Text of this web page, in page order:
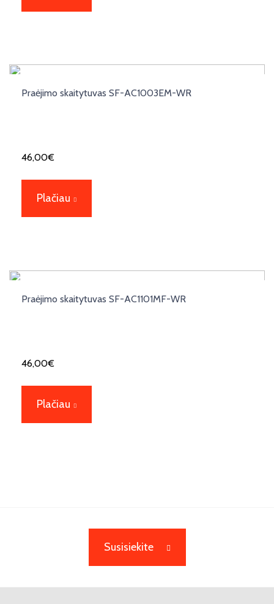
Praėjimo skaitytuvas SF-AC1003EM-WR
46,00€
Plačiau
Praėjimo skaitytuvas SF-AC1101MF-WR
46,00€
Plačiau
Susisiekite